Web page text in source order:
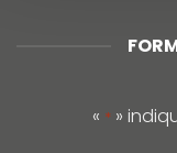
« *»